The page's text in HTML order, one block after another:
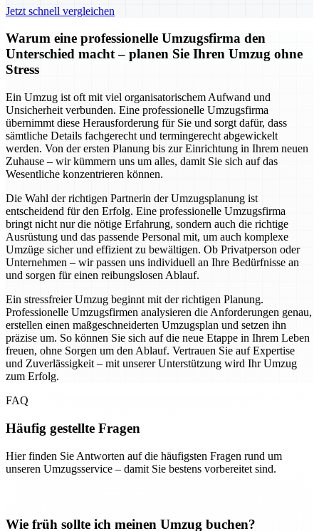
Jetzt schnell vergleichen
Warum eine professionelle Umzugsfirma den
Unterschied macht – planen Sie Ihren Umzug ohne
Stress
Ein Umzug ist oft mit viel organisatorischem Aufwand und
Unsicherheit verbunden. Eine professionelle Umzugsfirma
übernimmt diese Herausforderung für Sie und sorgt dafür, dass
sämtliche Details fachgerecht und termingerecht abgewickelt
werden. Von der ersten Planung bis zur Einrichtung in Ihrem neuen
Zuhause – wir kümmern uns um alles, damit Sie sich auf das
Wesentliche konzentrieren können.
Die Wahl der richtigen Partnerin der Umzugsplanung ist
entscheidend für den Erfolg. Eine professionelle Umzugsfirma
bringt nicht nur die nötige Erfahrung, sondern auch die richtige
Ausrüstung und das passende Personal mit, um auch komplexe
Umzüge sicher und effizient zu bewältigen. Ob Privatperson oder
Unternehmen – wir passen uns individuell an Ihre Bedürfnisse an
und sorgen für einen reibungslosen Ablauf.
Ein stressfreier Umzug beginnt mit der richtigen Planung.
Professionelle Umzugsfirmen analysieren die Anforderungen genau,
erstellen einen maßgeschneiderten Umzugsplan und setzen ihn
präzise um. So können Sie sich auf die neue Etappe in Ihrem Leben
freuen, ohne Sorgen um den Ablauf. Vertrauen Sie auf Expertise
und Zuverlässigkeit – mit unserer Unterstützung wird Ihr Umzug
zum Erfolg.
FAQ
Häufig gestellte Fragen
Hier finden Sie Antworten auf die häufigsten Fragen rund um
unseren Umzugsservice – damit Sie bestens vorbereitet sind.
Wie früh sollte ich meinen Umzug buchen?